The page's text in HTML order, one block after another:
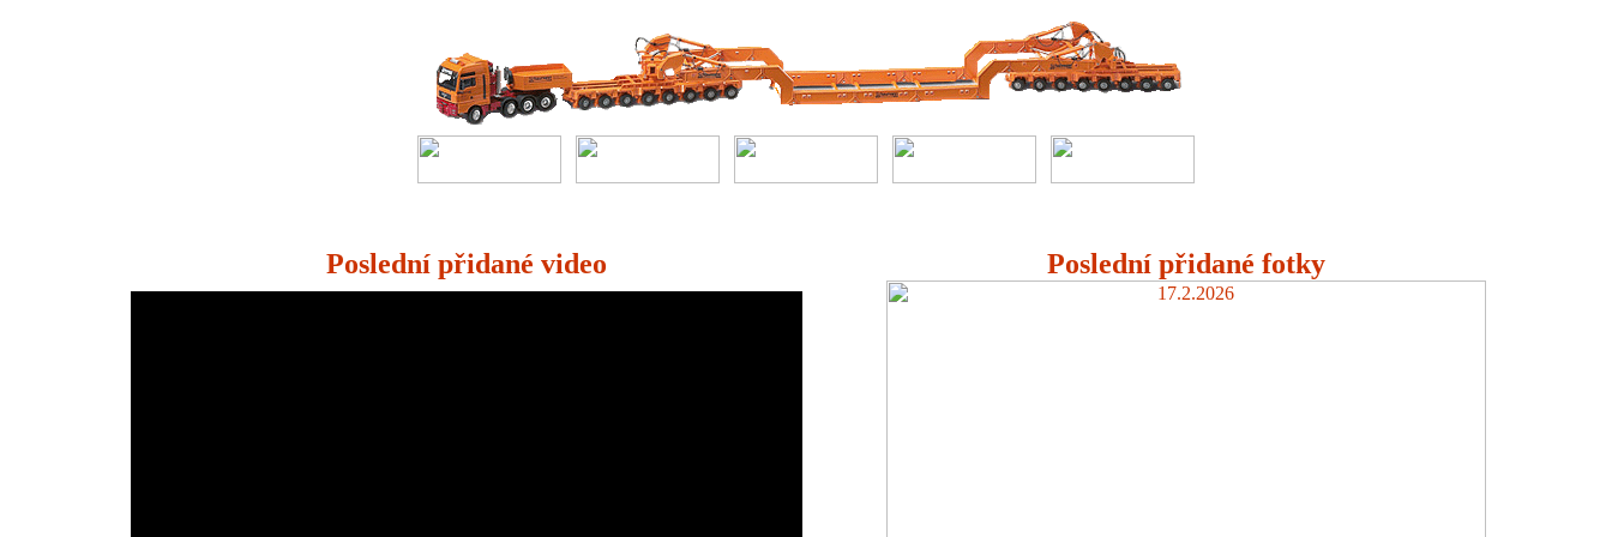
Poslední přidané video Poslední přidané fotky